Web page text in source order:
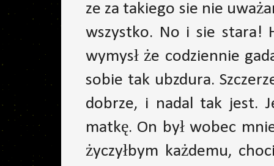
ze za takiego sie nie
wszystko. No i sie
wymysł że codziennie
sobie tak ubzdura.
dobrze, i nadal tak jest.
matkę. On był wobec
życzyłbym każdemu,